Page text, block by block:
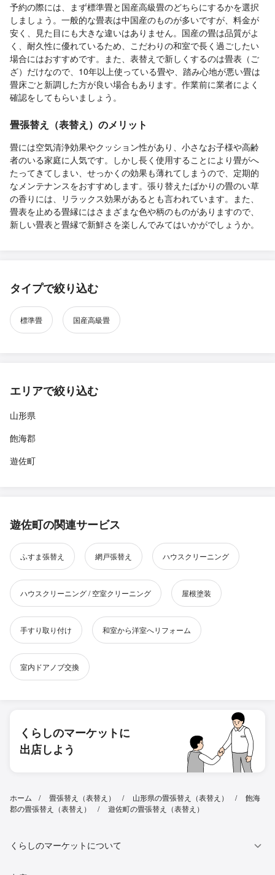
予約の際には、まず標準畳と国産高級畳のどちらにするかを選択
しましょう。一般的な畳表は中国産のものが多いですが、料金が
安く、見た目にも大きな違いはありません。国産の畳は品質がよ
く、耐久性に優れているため、こだわりの和室で長く過ごしたい
場合にはおすすめです。また、表替えで新しくするのは畳表（ご
ざ）だけなので、10年以上使っている畳や、踏み心地が悪い畳は
畳床ごと新調した方が良い場合もあります。作業前に業者によく
確認をしてもらいましょう。
畳張替え（表替え）のメリット
畳には空気清浄効果やクッション性があり、小さなお子様や高齢
者のいる家庭に人気です。しかし長く使用することにより畳がへ
たってきてしまい、せっかくの効果も薄れてしまうので、定期的
なメンテナンスをおすすめします。張り替えたばかりの畳のい草
の香りには、リラックス効果があるとも言われています。また、
畳表を止める畳縁にはさまざまな色や柄のものがありますので、
新しい畳表と畳縁で新鮮さを楽しんでみてはいかがでしょうか。
タイプで絞り込む
標準畳 国産高級畳
エリアで絞り込む
山形県
飽海郡
遊佐町
遊佐町の関連サービス
ふすま張替え 網戸張替え ハウスクリーニング
ハウスクリーニング / 空室クリーニング 屋根塗装
手すり取り付け 和室から洋室へリフォーム
室内ドアノブ交換
くらしのマーケットに
出店しよう
ホーム 畳張替え（表替え） 山形県の畳張替え（表替え）
飽海
郡の畳張替え（表替え）
遊佐町の畳張替え（表替え）
くらしのマーケットについて